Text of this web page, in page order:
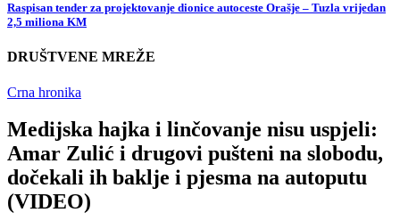
Raspisan tender za projektovanje dionice autoceste Orašje – Tuzla vrijedan
2,5 miliona KM
DRUŠTVENE MREŽE
Crna hronika
Medijska hajka i linčovanje nisu uspjeli:
Amar Zulić i drugovi pušteni na slobodu,
dočekali ih baklje i pjesma na autoputu
(VIDEO)